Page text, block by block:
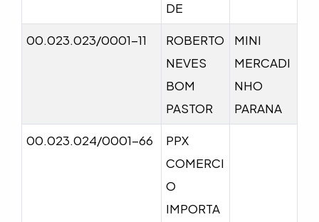
DE
00.023.023/0001-11
ROBERTO
NEVES
BOM
PASTOR
MINI
MERCADI
NHO
PARANA
00.023.024/0001-66
PPX
COMERCI
O
IMPORTA